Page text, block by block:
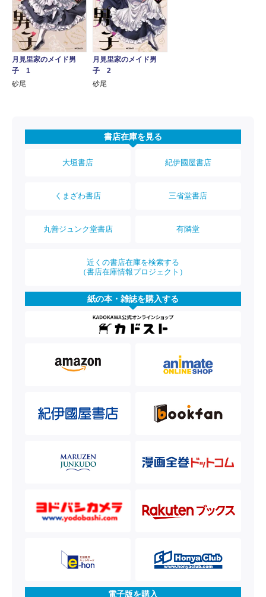
月見里家のメイド男
子 1
砂尾
月見里家のメイド男
子 2
砂尾
書店在庫を見る
大垣書店 紀伊國屋書店
くまざわ書店 三省堂書店
丸善ジュンク堂書店 有隣堂
近くの書店在庫を検索する
（書店在庫情報プロジェクト）
紙の本・雑誌を購入する
電子版を購入